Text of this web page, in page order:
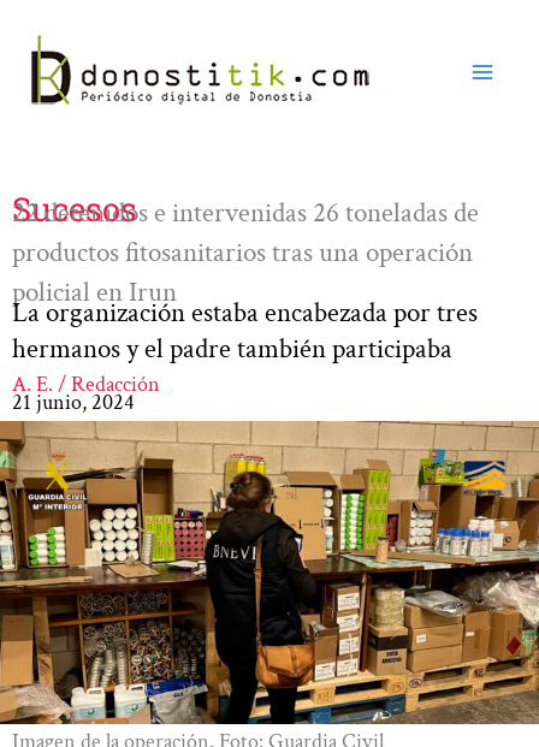
contenido
Sucesos
22 detenidos e intervenidas 26 toneladas de
productos fitosanitarios tras una operación
policial en Irun
La organización estaba encabezada por tres
hermanos y el padre también participaba
A. E. / Redacción
21 junio, 2024
Imagen de la operación. Foto: Guardia Civil